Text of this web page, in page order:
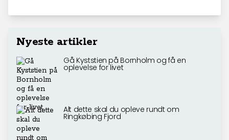
Nyeste artikler
Gå Kyststien på Bornholm og få en
oplevelse for livet
Alt dette skal du opleve rundt om
Ringkøbing Fjord